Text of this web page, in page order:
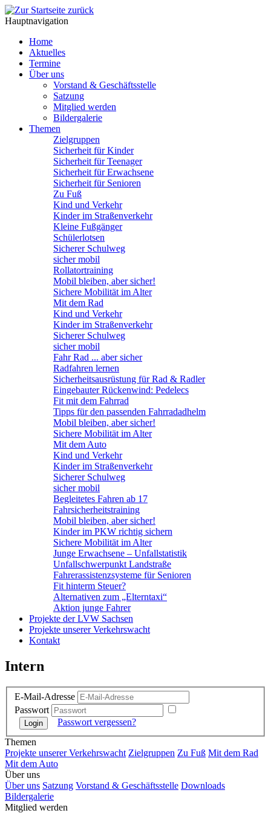
Hauptnavigation
Home
Aktuelles
Termine
Über uns
Vorstand & Geschäftsstelle
Satzung
Mitglied werden
Bildergalerie
Themen
Zielgruppen
Sicherheit für Kinder
Sicherheit für Teenager
Sicherheit für Erwachsene
Sicherheit für Senioren
Zu Fuß
Kind und Verkehr
Kinder im Straßenverkehr
Kleine Fußgänger
Schülerlotsen
Sicherer Schulweg
sicher mobil
Rollatortraining
Mobil bleiben, aber sicher!
Sichere Mobilität im Alter
Mit dem Rad
Kind und Verkehr
Kinder im Straßenverkehr
Sicherer Schulweg
sicher mobil
Fahr Rad ... aber sicher
Radfahren lernen
Sicherheitsausrüstung für Rad & Radler
Eingebauter Rückenwind: Pedelecs
Fit mit dem Fahrrad
Tipps für den passenden Fahrradadhelm
Mobil bleiben, aber sicher!
Sichere Mobilität im Alter
Mit dem Auto
Kind und Verkehr
Kinder im Straßenverkehr
Sicherer Schulweg
sicher mobil
Begleitetes Fahren ab 17
Fahrsicherheitstraining
Mobil bleiben, aber sicher!
Kinder im PKW richtig sichern
Sichere Mobilität im Alter
Junge Erwachsene – Unfallstatistik
Unfallschwerpunkt Landstraße
Fahrerassistenzsysteme für Senioren
Fit hinterm Steuer?
Alternativen zum „Elterntaxi“
Aktion junge Fahrer
Projekte der LVW Sachsen
Projekte unserer Verkehrswacht
Kontakt
Intern
E-Mail-Adresse
Passwort
Passwort vergessen?
Themen
Projekte unserer Verkehrswacht Zielgruppen Zu Fuß Mit dem Rad
Mit dem Auto
Über uns
Über uns Satzung Vorstand & Geschäftsstelle Downloads
Bildergalerie
Mitglied werden